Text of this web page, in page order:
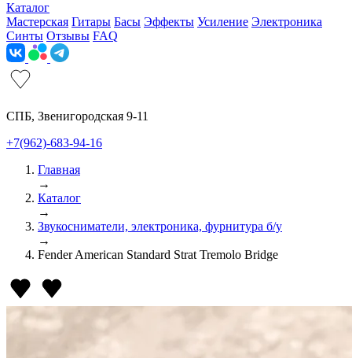
Каталог
Мастерская Гитары Басы Эффекты Усиление Электроника
Синты Отзывы FAQ
СПБ, Звенигородская 9-11
+7(962)-683-94-16
Главная
→
Каталог
→
Звукосниматели, электроника, фурнитура б/у
→
Fender American Standard Strat Tremolo Bridge